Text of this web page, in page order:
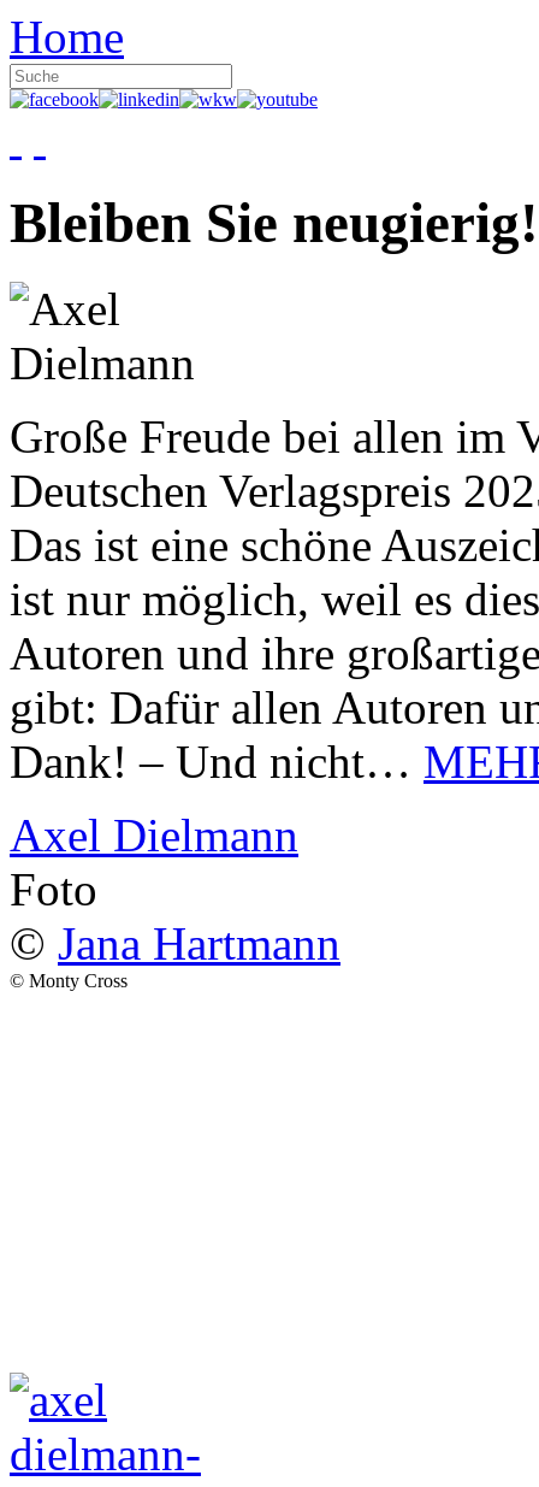
Home
Bleiben Sie neugierig!
Große Freude bei allen im
Deutschen Verlagspreis
Das ist eine schöne
ist nur möglich, weil es
Autoren und ihre
gibt: Dafür allen Autoren
Dank! – Und nicht…
Axel Dielmann
Foto
© Jana Hartmann
© Monty Cross